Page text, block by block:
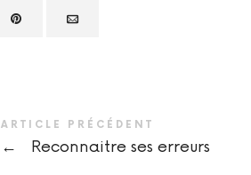
ARTICLE PRÉCÉDENT
← Reconnaitre ses erreurs